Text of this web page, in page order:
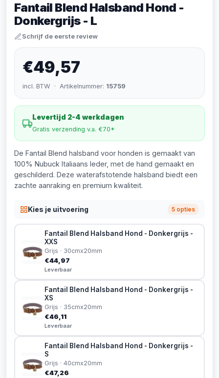
Fantail Blend Halsband Hond -
Donkergrijs - L
Schrijf de eerste review
€49,57
incl. BTW · Artikelnummer: 15759
Levertijd 2-4 werkdagen
Gratis verzending v.a. €70*
De Fantail Blend halsband voor honden is gemaakt van
100% Nubuck Italiaans leder, met de hand gemaakt en
geschilderd. Deze waterafstotende halsband biedt een
zachte aanraking en premium kwaliteit.
Kies je uitvoering 5 opties
Fantail Blend Halsband Hond - Donkergrijs -
XXS
Grijs · 30cmx20mm
€44,97
Leverbaar
Fantail Blend Halsband Hond - Donkergrijs -
XS
Grijs · 35cmx20mm
€46,11
Leverbaar
Fantail Blend Halsband Hond - Donkergrijs -
S
Grijs · 40cmx20mm
€47,26